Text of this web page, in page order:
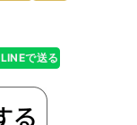
LINEで送る